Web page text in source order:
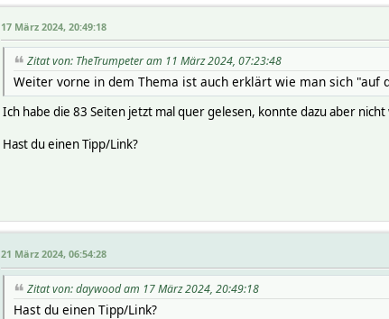
17 März 2024, 20:49:18
Zitat von: TheTrumpeter am 11 März 2024, 07:23:48
Weiter vorne in dem Thema ist auch erklärt wie man sich "auf
Ich habe die 83 Seiten jetzt mal quer gelesen, konnte dazu aber
Hast du einen Tipp/Link?
21 März 2024, 06:54:28
Zitat von: daywood am 17 März 2024, 20:49:18
Hast du einen Tipp/Link?